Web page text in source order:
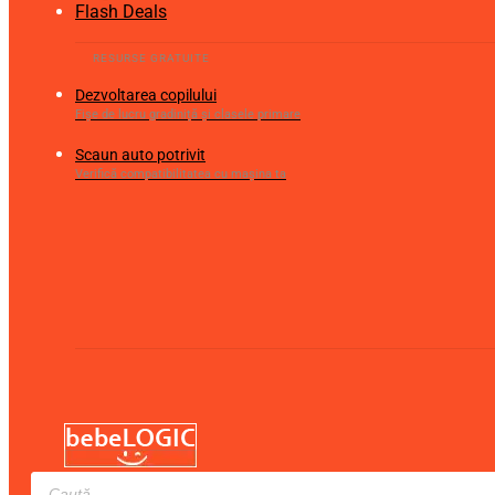
Flash Deals
Dezvoltarea copilului
Fișe de lucru gradiniță și clasele primare
Scaun auto potrivit
Verifică compatibilitatea cu mașina ta
Products